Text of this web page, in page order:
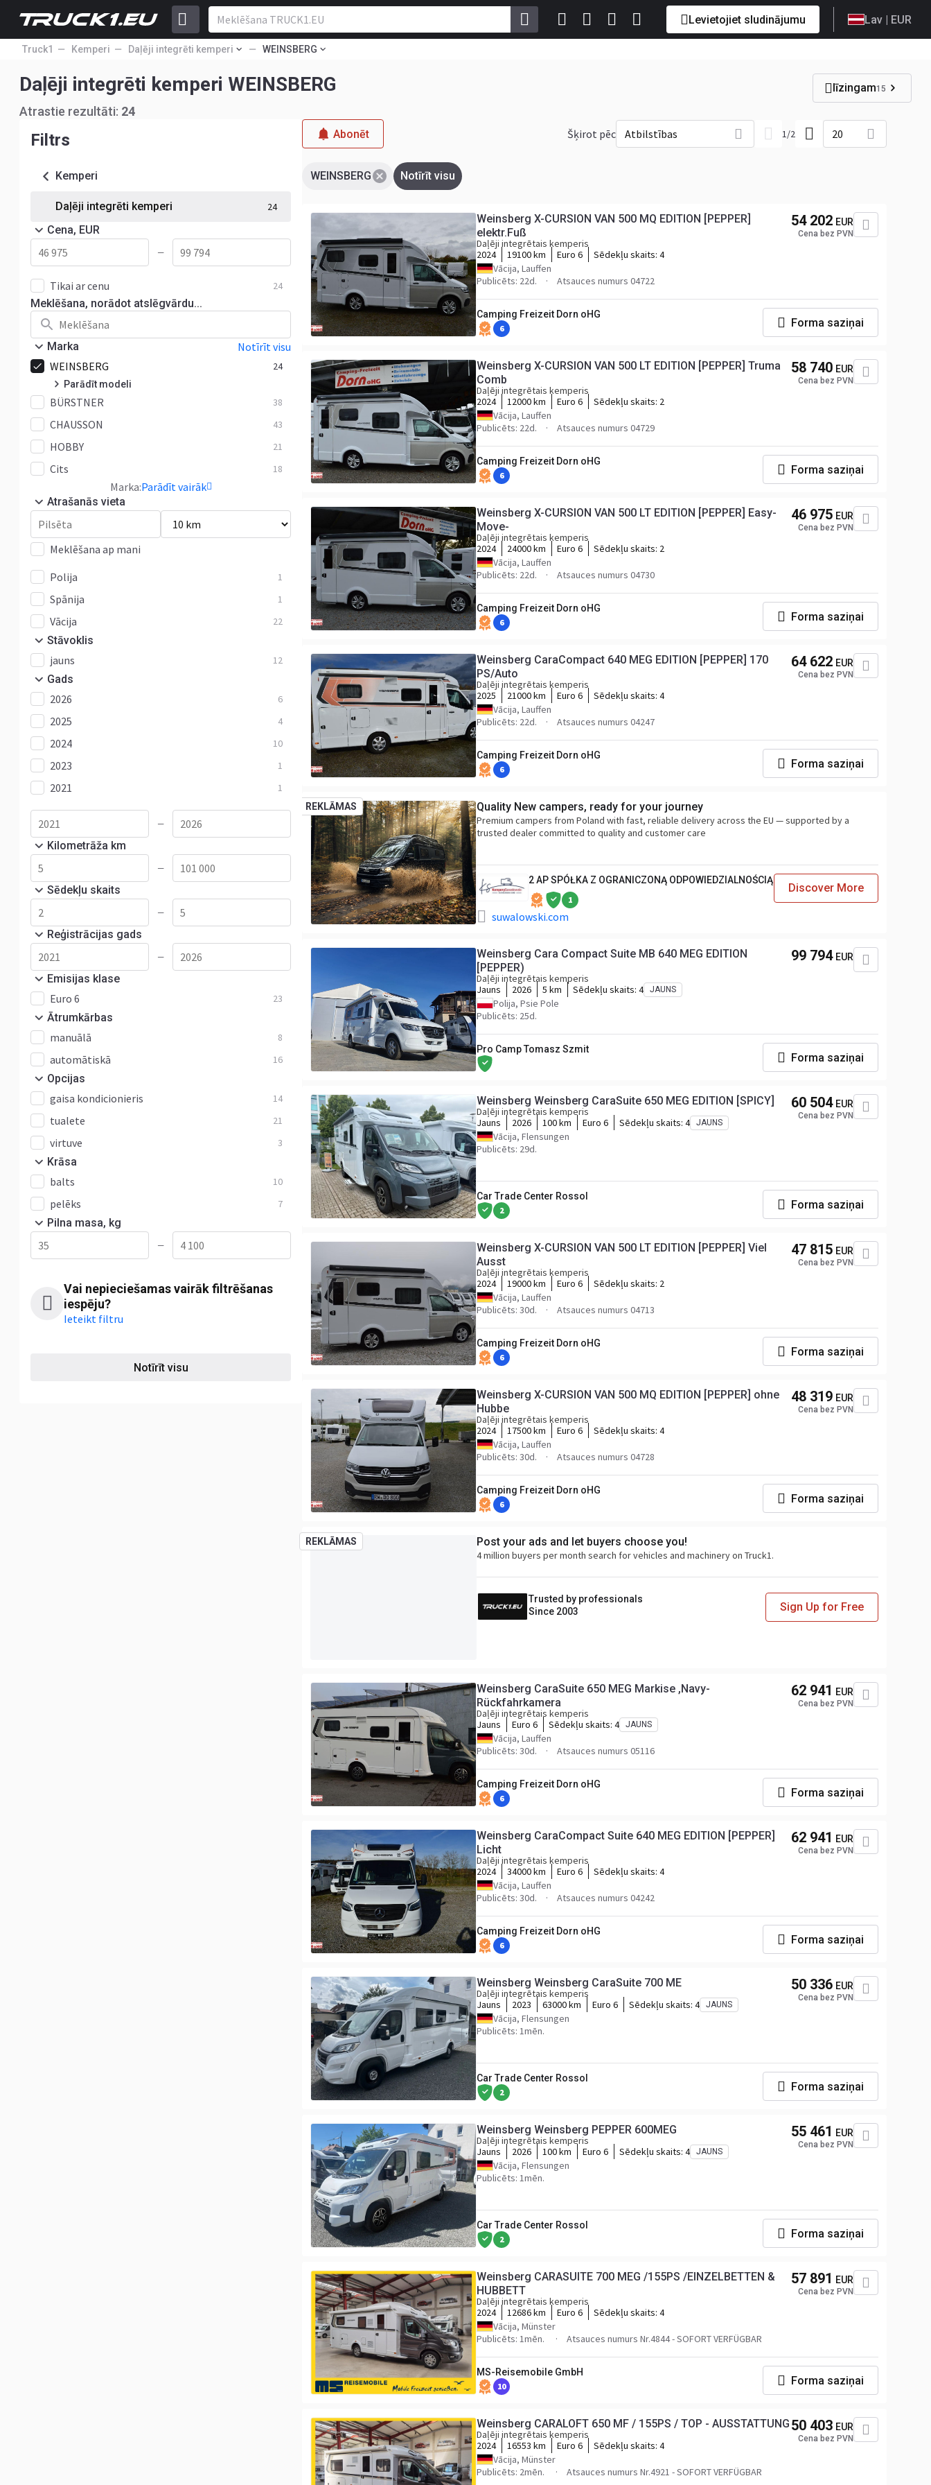
Levietojiet sludinājumu Lav | EUR
Truck1 Kemperi Daļēji integrēti kemperi WEINSBERG
Daļēji integrēti kemperi WEINSBERG
Atrastie rezultāti: 24
līzingam15
Filtrs
Kemperi
Daļēji integrēti kemperi 24
Cena, EUR
—
Tikai ar cenu 24
Meklēšana, norādot atslēgvārdu...
Marka
Notīrīt visu
WEINSBERG
24
Parādīt modeli
CaraCompact 6
CaraLoft 1
CaraSuite 9
5
BÜRSTNER 38
CHAUSSON 43
HOBBY 21
Cits 18
Marka:Parādīt vairāk
Atrašanās vieta
Meklēšana ap mani
Polija
1
Spānija 1
Vācija 22
Stāvoklis
jauns 12
Gads
2026 6
2025 4
2024 10
2023 1
2021 1
—
Kilometrāža km
—
Sēdekļu skaits
—
Reģistrācijas gads
—
Emisijas klase
Euro 6 23
Ātrumkārbas
manuālā 8
automātiskā 16
Opcijas
gaisa kondicionieris 14
tualete 21
virtuve 3
Krāsa
balts 10
pelēks 7
Pilna masa, kg
—
Vai nepieciešamas vairāk filtrēšanas
iespēju?
Ieteikt filtru
Notīrīt visu
Abonēt Šķirot pēc Atbilstības 1/2 20
WEINSBERG Notīrīt visu
Weinsberg X-CURSION VAN 500 MQ EDITION [PEPPER]
elektr.Fuß
Daļēji integrētais kemperis
2024
19100 km Euro 6 Sēdekļu skaits: 4
Vācija, Lauffen
Publicēts: 22d.
Atsauces numurs 04722
54 202 EUR
Cena bez PVN
Camping Freizeit Dorn oHG
6 Forma saziņai
Weinsberg X-CURSION VAN 500 LT EDITION [PEPPER] Truma
Comb
Daļēji integrētais kemperis
2024
12000 km Euro 6 Sēdekļu skaits: 2
Vācija, Lauffen
Publicēts: 22d.
Atsauces numurs 04729
58 740 EUR
Cena bez PVN
Camping Freizeit Dorn oHG
6 Forma saziņai
Weinsberg X-CURSION VAN 500 LT EDITION [PEPPER] Easy-
Move-
Daļēji integrētais kemperis
2024
24000 km Euro 6 Sēdekļu skaits: 2
Vācija, Lauffen
Publicēts: 22d.
Atsauces numurs 04730
46 975 EUR
Cena bez PVN
Camping Freizeit Dorn oHG
6 Forma saziņai
Weinsberg CaraCompact 640 MEG EDITION [PEPPER] 170
PS/Auto
Daļēji integrētais kemperis
2025
21000 km Euro 6 Sēdekļu skaits: 4
Vācija, Lauffen
Publicēts: 22d.
Atsauces numurs 04247
64 622 EUR
Cena bez PVN
Camping Freizeit Dorn oHG
6 Forma saziņai
REKLĀMAS Quality New campers, ready for your journey
Premium campers from Poland with fast, reliable delivery across the EU — supported by a
trusted dealer committed to quality and customer care
2 AP SPÓŁKA Z OGRANICZONĄ ODPOWIEDZIALNOŚCIĄ
1
suwalowski.com
Discover More
Weinsberg Cara Compact Suite MB 640 MEG EDITION
[PEPPER)
Daļēji integrētais kemperis
Jauns
2026 5 km Sēdekļu skaits: 4 JAUNS
Polija, Psie Pole
Publicēts: 25d.
99 794 EUR
Pro Camp Tomasz Szmit
Forma saziņai
Weinsberg Weinsberg CaraSuite 650 MEG EDITION [SPICY]
Daļēji integrētais kemperis
Jauns
2026 100 km Euro 6 Sēdekļu skaits: 4 JAUNS
Vācija, Flensungen
Publicēts: 29d.
60 504 EUR
Cena bez PVN
Car Trade Center Rossol
2 Forma saziņai
Weinsberg X-CURSION VAN 500 LT EDITION [PEPPER] Viel
Ausst
Daļēji integrētais kemperis
2024
19000 km Euro 6 Sēdekļu skaits: 2
Vācija, Lauffen
Publicēts: 30d.
Atsauces numurs 04713
47 815 EUR
Cena bez PVN
Camping Freizeit Dorn oHG
6 Forma saziņai
Weinsberg X-CURSION VAN 500 MQ EDITION [PEPPER] ohne
Hubbe
Daļēji integrētais kemperis
2024
17500 km Euro 6 Sēdekļu skaits: 4
Vācija, Lauffen
Publicēts: 30d.
Atsauces numurs 04728
48 319 EUR
Cena bez PVN
Camping Freizeit Dorn oHG
6 Forma saziņai
REKLĀMAS Post your ads and let buyers choose you!
4 million buyers per month search for vehicles and machinery on Truck1.
Trusted by professionals
Since 2003
Sign Up for Free
Weinsberg CaraSuite 650 MEG Markise ,Navy-
Rückfahrkamera
Daļēji integrētais kemperis
Jauns
Euro 6 Sēdekļu skaits: 4 JAUNS
Vācija, Lauffen
Publicēts: 30d.
Atsauces numurs 05116
62 941 EUR
Cena bez PVN
Camping Freizeit Dorn oHG
6 Forma saziņai
Weinsberg CaraCompact Suite 640 MEG EDITION [PEPPER]
Licht
Daļēji integrētais kemperis
2024
34000 km Euro 6 Sēdekļu skaits: 4
Vācija, Lauffen
Publicēts: 30d.
Atsauces numurs 04242
62 941 EUR
Cena bez PVN
Camping Freizeit Dorn oHG
6 Forma saziņai
Weinsberg Weinsberg CaraSuite 700 ME
Daļēji integrētais kemperis
Jauns
2023 63000 km Euro 6 Sēdekļu skaits: 4 JAUNS
Vācija, Flensungen
Publicēts: 1mēn.
50 336 EUR
Cena bez PVN
Car Trade Center Rossol
2 Forma saziņai
Weinsberg Weinsberg PEPPER 600MEG
Daļēji integrētais kemperis
Jauns
2026 100 km Euro 6 Sēdekļu skaits: 4 JAUNS
Vācija, Flensungen
Publicēts: 1mēn.
55 461 EUR
Cena bez PVN
Car Trade Center Rossol
2 Forma saziņai
Weinsberg CARASUITE 700 MEG /155PS /EINZELBETTEN &
HUBBETT
Daļēji integrētais kemperis
2024
12686 km Euro 6 Sēdekļu skaits: 4
Vācija, Münster
Publicēts: 1mēn.
Atsauces numurs Nr.4844 - SOFORT VERFÜGBAR
57 891 EUR
Cena bez PVN
MS-Reisemobile GmbH
10 Forma saziņai
Weinsberg CARALOFT 650 MF / 155PS / TOP - AUSSTATTUNG
Daļēji integrētais kemperis
2024
16553 km Euro 6 Sēdekļu skaits: 4
Vācija, Münster
Publicēts: 2mēn.
Atsauces numurs Nr.4921 - SOFORT VERFÜGBAR
50 403 EUR
Cena bez PVN